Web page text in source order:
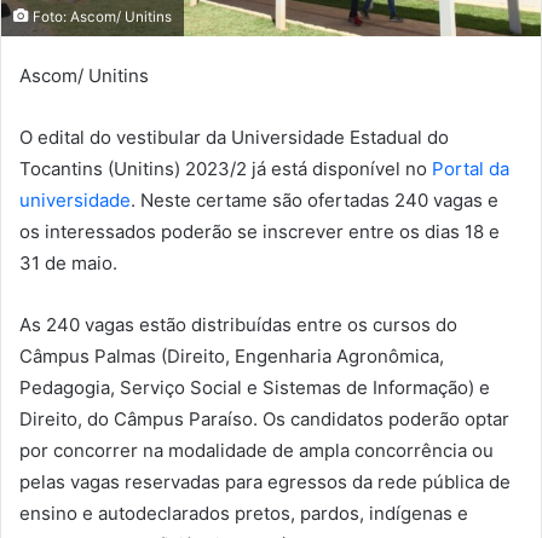
Foto: Ascom/ Unitins
Ascom/ Unitins
O edital do vestibular da Universidade Estadual do
Tocantins (Unitins) 2023/2 já está disponível no Portal da
universidade. Neste certame são ofertadas 240 vagas e
os interessados poderão se inscrever entre os dias 18 e
31 de maio.
As 240 vagas estão distribuídas entre os cursos do
Câmpus Palmas (Direito, Engenharia Agronômica,
Pedagogia, Serviço Social e Sistemas de Informação) e
Direito, do Câmpus Paraíso. Os candidatos poderão optar
por concorrer na modalidade de ampla concorrência ou
pelas vagas reservadas para egressos da rede pública de
ensino e autodeclarados pretos, pardos, indígenas e